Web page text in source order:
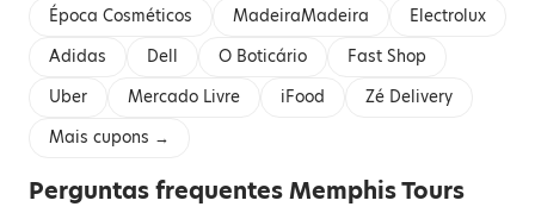
Época Cosméticos
MadeiraMadeira
Electrolux
Adidas
Dell O Boticário
Fast Shop
Uber
Mercado Livre iFood
Zé Delivery
Mais cupons →
Perguntas frequentes Memphis Tours